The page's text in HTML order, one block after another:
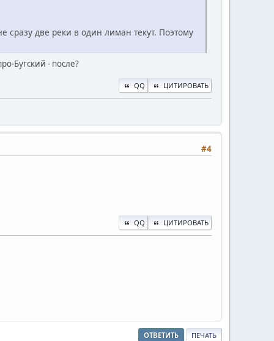
сразу две реки в один лиман текут. Поэтому
Бугский - после?
QQ ЦИТИРОВАТЬ
#4
QQ ЦИТИРОВАТЬ
ОТВЕТИТЬ ПЕЧАТЬ